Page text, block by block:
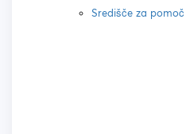
Središče za pomoč